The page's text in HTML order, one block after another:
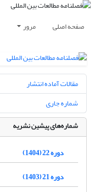
صفحه اصلی مرور
مقالات آماده انتشار
شماره جاری
شماره‌های پیشین نشریه
دوره 22 (1404)
دوره 21 (1403)